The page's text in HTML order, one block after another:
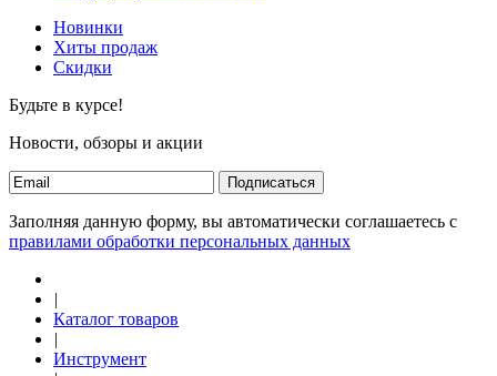
Новинки
Хиты продаж
Скидки
Будьте в курсе!
Новости, обзоры и акции
Подписаться
Заполняя данную форму, вы автоматически соглашаетесь с
правилами обработки персональных данных
|
Каталог товаров
|
Инструмент